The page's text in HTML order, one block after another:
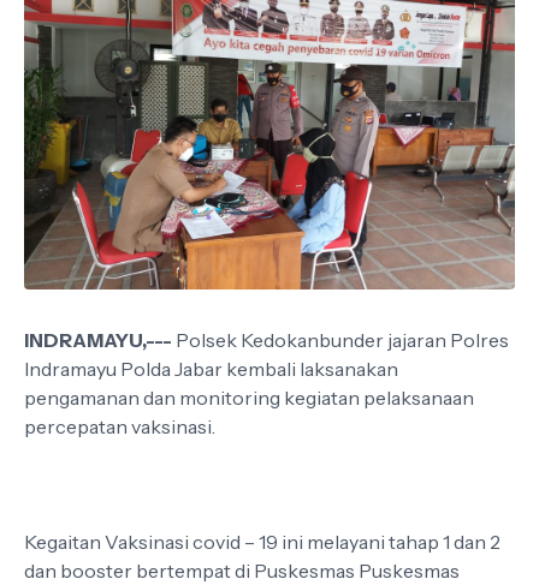
INDRAMAYU,--- Polsek Kedokanbunder jajaran Polres
Indramayu Polda Jabar kembali laksanakan
pengamanan dan monitoring kegiatan pelaksanaan
percepatan vaksinasi.
Kegaitan Vaksinasi covid – 19 ini melayani tahap 1 dan 2
dan booster bertempat di Puskesmas Puskesmas